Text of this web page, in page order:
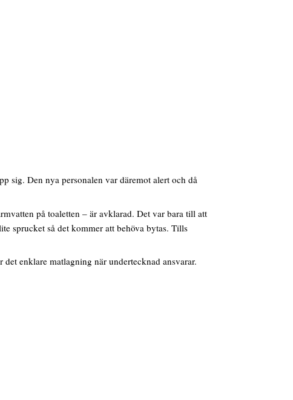
sig. Den nya personalen var däremot alert och då
på toaletten – är avklarad. Det var bara till att
sprucket så det kommer att behöva bytas. Tills
enklare matlagning när undertecknad ansvarar.